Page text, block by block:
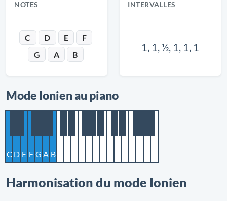
NOTES
C D E
F
G
A B
INTERVALLES
1, 1, ½, 1, 1, 1
Mode Ionien au piano
C D E F G A B
Harmonisation du mode Ionien